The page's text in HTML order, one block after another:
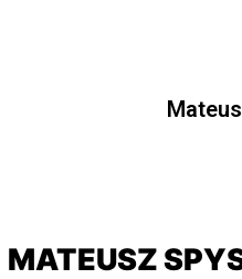
MATEUSZ